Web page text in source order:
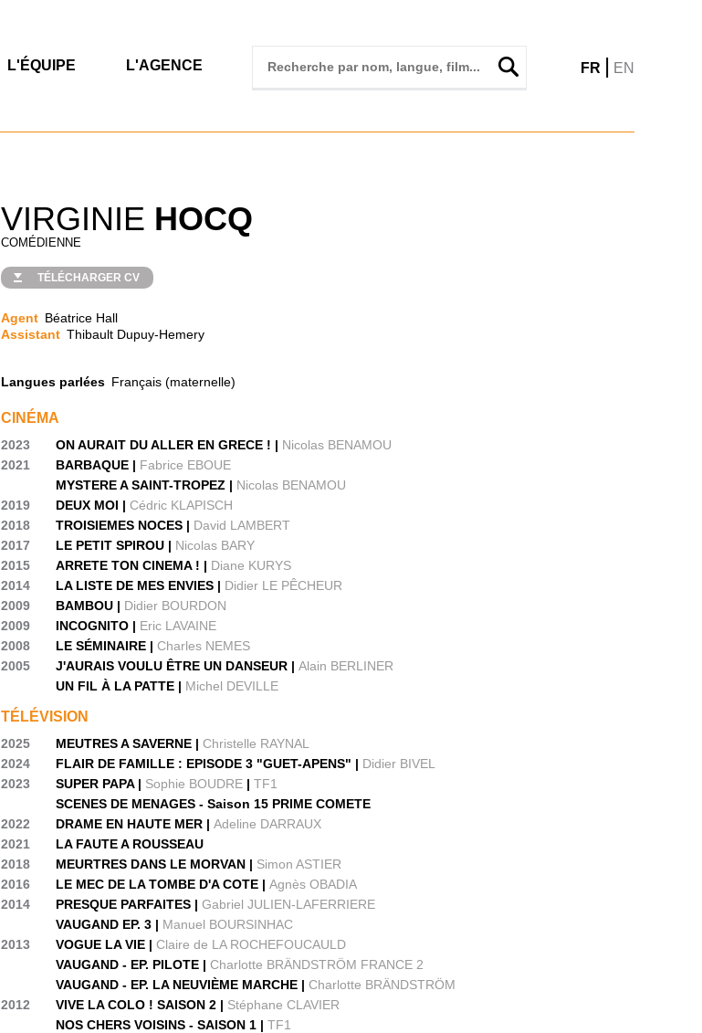
L'ÉQUIPE L'AGENCE FR | EN
VIRGINIE HOCQ
COMÉDIENNE
TÉLÉCHARGER CV
Agent Béatrice Hall
Assistant Thibault Dupuy-Hemery
Langues parlées Français (maternelle)
CINÉMA
2023 ON AURAIT DU ALLER EN GRECE ! | Nicolas BENAMOU
2021
BARBAQUE | Fabrice EBOUE
MYSTERE A SAINT-TROPEZ | Nicolas BENAMOU
2019
DEUX MOI |Cédric KLAPISCH
2018
TROISIEMES NOCES | David LAMBERT
2017
LE PETIT SPIROU | Nicolas BARY
2015
ARRETE TON CINEMA ! | Diane KURYS
2014
LA LISTE DE MES ENVIES | Didier LE PÊCHEUR
2009
BAMBOU | Didier BOURDON
2009
INCOGNITO | Eric LAVAINE
2008
LE SÉMINAIRE |Charles NEMES
2005
J'AURAIS VOULU ÊTRE UN DANSEUR |Alain BERLINER
UN FIL À LA PATTE | Michel DEVILLE
TÉLÉVISION
2025 MEUTRES A SAVERNE |Christelle RAYNAL
2024
FLAIR DE FAMILLE : EPISODE 3 "GUET-APENS" | Didier BIVEL
2023
SUPER PAPA | Sophie BOUDRE |TF1
SCENES DE MENAGES - Saison 15 PRIME COMETE
2022
DRAME EN HAUTE MER |Adeline DARRAUX
2021
LA FAUTE A ROUSSEAU
2018
MEURTRES DANS LE MORVAN | Simon ASTIER
2016
LE MEC DE LA TOMBE D'A COTE |Agnès OBADIA
2014
PRESQUE PARFAITES |Gabriel JULIEN-LAFERRIERE
VAUGAND EP. 3 | Manuel BOURSINHAC
2013
VOGUE LA VIE |Claire de LA ROCHEFOUCAULD
VAUGAND - EP. PILOTE |Charlotte BRÄNDSTRÖM FRANCE 2
VAUGAND - EP. LA NEUVIÈME MARCHE |Charlotte BRÄNDSTRÖM
2012
VIVE LA COLO ! SAISON 2 | Stéphane CLAVIER
NOS CHERS VOISINS - SAISON 1 |TF1